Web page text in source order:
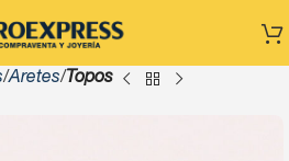
Aretes Topos